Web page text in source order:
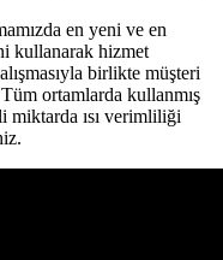
en yeni ve en
kullanarak hizmet
birlikte müşteri
ortamlarda kullanmış
miktarda ısı verimliliği